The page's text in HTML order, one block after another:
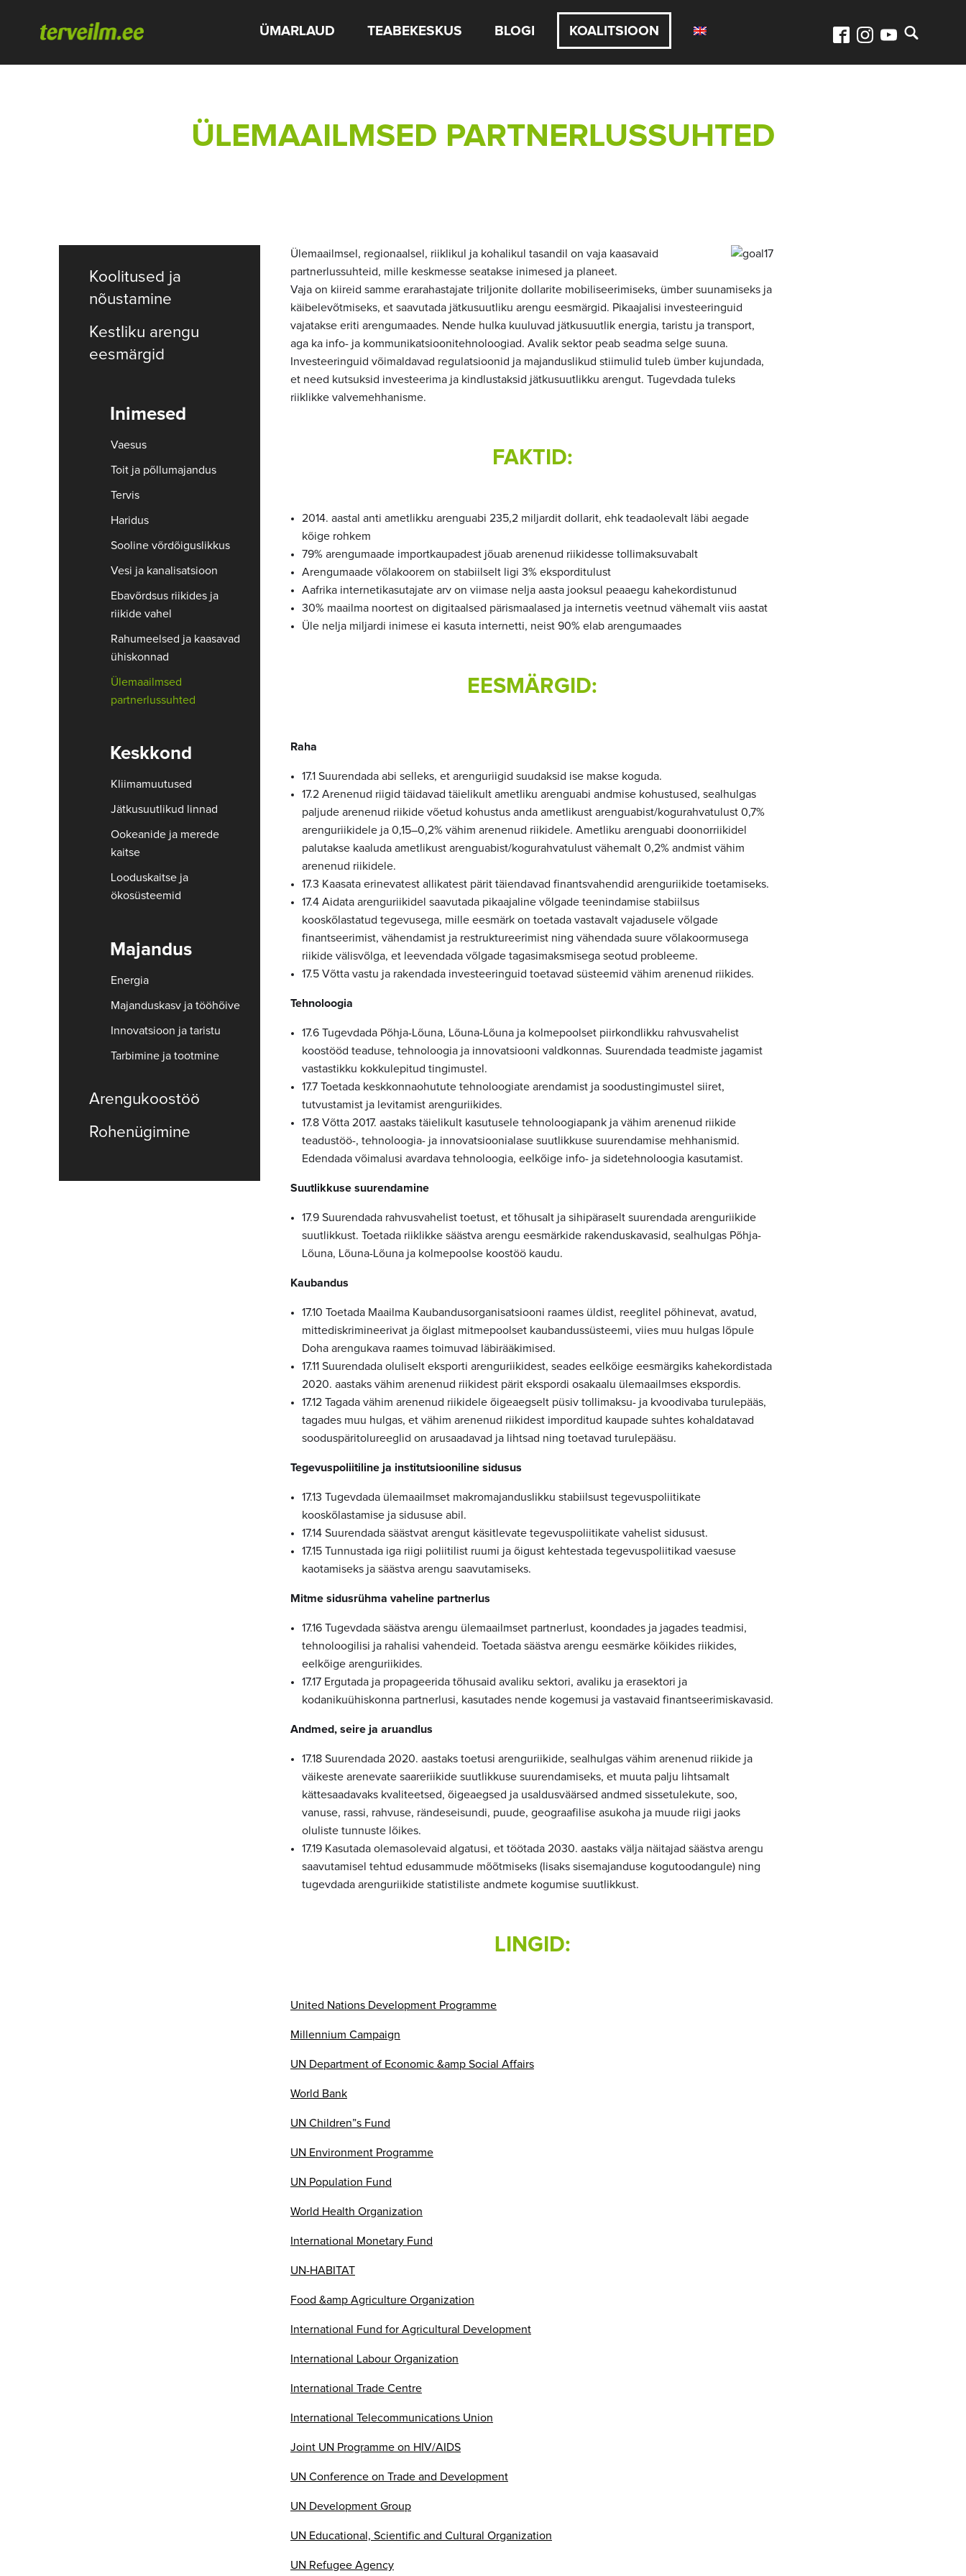
ÜMARLAUD TEABEKESKUS BLOGI KOALITSIOON
ÜLEMAAILMSED PARTNERLUSSUHTED
Koolitused ja
nõustamine
Kestliku arengu
eesmärgid
Inimesed
Vaesus
Toit ja põllumajandus
Tervis
Haridus
Sooline võrdõiguslikkus
Vesi ja kanalisatsioon
Ebavõrdsus riikides ja
riikide vahel
Rahumeelsed ja kaasavad
ühiskonnad
Ülemaailmsed
partnerlussuhted
Keskkond
Kliimamuutused
Jätkusuutlikud linnad
Ookeanide ja merede
kaitse
Looduskaitse ja
ökosüsteemid
Majandus
Energia
Majanduskasv ja tööhõive
Innovatsioon ja taristu
Tarbimine ja tootmine
Arengukoostöö
Rohenügimine
Ülemaailmsel, regionaalsel, riiklikul ja kohalikul tasandil on vaja kaasavaid
partnerlussuhteid, mille keskmesse seatakse inimesed ja planeet.
Vaja on kiireid samme erarahastajate triljonite dollarite mobiliseerimiseks, ümber suunamiseks ja
käibelevõtmiseks, et saavutada jätkusuutliku arengu eesmärgid. Pikaajalisi investeeringuid
vajatakse eriti arengumaades. Nende hulka kuuluvad jätkusuutlik energia, taristu ja transport,
aga ka info- ja kommunikatsioonitehnoloogiad. Avalik sektor peab seadma selge suuna.
Investeeringuid võimaldavad regulatsioonid ja majanduslikud stiimulid tuleb ümber kujundada,
et need kutsuksid investeerima ja kindlustaksid jätkusuutlikku arengut. Tugevdada tuleks
riiklikke valvemehhanisme.
FAKTID:
2014. aastal anti ametlikku arenguabi 235,2 miljardit dollarit, ehk teadaolevalt läbi aegade
kõige rohkem
79% arengumaade importkaupadest jõuab arenenud riikidesse tollimaksuvabalt
Arengumaade võlakoorem on stabiilselt ligi 3% eksporditulust
Aafrika internetikasutajate arv on viimase nelja aasta jooksul peaaegu kahekordistunud
30% maailma noortest on digitaalsed pärismaalased ja internetis veetnud vähemalt viis aastat
Üle nelja miljardi inimese ei kasuta internetti, neist 90% elab arengumaades
EESMÄRGID:
Raha
17.1 Suurendada abi selleks, et arenguriigid suudaksid ise makse koguda.
17.2 Arenenud riigid täidavad täielikult ametliku arenguabi andmise kohustused, sealhulgas
paljude arenenud riikide võetud kohustus anda ametlikust arenguabist/kogurahvatulust 0,7%
arenguriikidele ja 0,15–0,2% vähim arenenud riikidele. Ametliku arenguabi doonorriikidel
palutakse kaaluda ametlikust arenguabist/kogurahvatulust vähemalt 0,2% andmist vähim
arenenud riikidele.
17.3 Kaasata erinevatest allikatest pärit täiendavad finantsvahendid arenguriikide toetamiseks.
17.4 Aidata arenguriikidel saavutada pikaajaline võlgade teenindamise stabiilsus
kooskõlastatud tegevusega, mille eesmärk on toetada vastavalt vajadusele võlgade
finantseerimist, vähendamist ja restruktureerimist ning vähendada suure võlakoormusega
riikide välisvõlga, et leevendada võlgade tagasimaksmisega seotud probleeme.
17.5 Võtta vastu ja rakendada investeeringuid toetavad süsteemid vähim arenenud riikides.
Tehnoloogia
17.6 Tugevdada Põhja-Lõuna, Lõuna-Lõuna ja kolmepoolset piirkondlikku rahvusvahelist
koostööd teaduse, tehnoloogia ja innovatsiooni valdkonnas. Suurendada teadmiste jagamist
vastastikku kokkulepitud tingimustel.
17.7 Toetada keskkonnaohutute tehnoloogiate arendamist ja soodustingimustel siiret,
tutvustamist ja levitamist arenguriikides.
17.8 Võtta 2017. aastaks täielikult kasutusele tehnoloogiapank ja vähim arenenud riikide
teadustöö-, tehnoloogia- ja innovatsioonialase suutlikkuse suurendamise mehhanismid.
Edendada võimalusi avardava tehnoloogia, eelkõige info- ja sidetehnoloogia kasutamist.
Suutlikkuse suurendamine
17.9 Suurendada rahvusvahelist toetust, et tõhusalt ja sihipäraselt suurendada arenguriikide
suutlikkust. Toetada riiklikke säästva arengu eesmärkide rakenduskavasid, sealhulgas Põhja-
Lõuna, Lõuna-Lõuna ja kolmepoolse koostöö kaudu.
Kaubandus
17.10 Toetada Maailma Kaubandusorganisatsiooni raames üldist, reeglitel põhinevat, avatud,
mittediskrimineerivat ja õiglast mitmepoolset kaubandussüsteemi, viies muu hulgas lõpule
Doha arengukava raames toimuvad läbirääkimised.
17.11 Suurendada oluliselt eksporti arenguriikidest, seades eelkõige eesmärgiks kahekordistada
2020. aastaks vähim arenenud riikidest pärit ekspordi osakaalu ülemaailmses ekspordis.
17.12 Tagada vähim arenenud riikidele õigeaegselt püsiv tollimaksu- ja kvoodivaba turulepääs,
tagades muu hulgas, et vähim arenenud riikidest imporditud kaupade suhtes kohaldatavad
sooduspäritolureeglid on arusaadavad ja lihtsad ning toetavad turulepääsu.
Tegevuspoliitiline ja institutsiooniline sidusus
17.13 Tugevdada ülemaailmset makromajanduslikku stabiilsust tegevuspoliitikate
kooskõlastamise ja sidususe abil.
17.14 Suurendada säästvat arengut käsitlevate tegevuspoliitikate vahelist sidusust.
17.15 Tunnustada iga riigi poliitilist ruumi ja õigust kehtestada tegevuspoliitikad vaesuse
kaotamiseks ja säästva arengu saavutamiseks.
Mitme sidusrühma vaheline partnerlus
17.16 Tugevdada säästva arengu ülemaailmset partnerlust, koondades ja jagades teadmisi,
tehnoloogilisi ja rahalisi vahendeid. Toetada säästva arengu eesmärke kõikides riikides,
eelkõige arenguriikides.
17.17 Ergutada ja propageerida tõhusaid avaliku sektori, avaliku ja erasektori ja
kodanikuühiskonna partnerlusi, kasutades nende kogemusi ja vastavaid finantseerimiskavasid.
Andmed, seire ja aruandlus
17.18 Suurendada 2020. aastaks toetusi arenguriikide, sealhulgas vähim arenenud riikide ja
väikeste arenevate saareriikide suutlikkuse suurendamiseks, et muuta palju lihtsamalt
kättesaadavaks kvaliteetsed, õigeaegsed ja usaldusväärsed andmed sissetulekute, soo,
vanuse, rassi, rahvuse, rändeseisundi, puude, geograafilise asukoha ja muude riigi jaoks
oluliste tunnuste lõikes.
17.19 Kasutada olemasolevaid algatusi, et töötada 2030. aastaks välja näitajad säästva arengu
saavutamisel tehtud edusammude mõõtmiseks (lisaks sisemajanduse kogutoodangule) ning
tugevdada arenguriikide statistiliste andmete kogumise suutlikkust.
LINGID:
United Nations Development Programme
Millennium Campaign
UN Department of Economic &amp Social Affairs
World Bank
UN Children”s Fund
UN Environment Programme
UN Population Fund
World Health Organization
International Monetary Fund
UN-HABITAT
Food &amp Agriculture Organization
International Fund for Agricultural Development
International Labour Organization
International Trade Centre
International Telecommunications Union
Joint UN Programme on HIV/AIDS
UN Conference on Trade and Development
UN Development Group
UN Educational, Scientific and Cultural Organization
UN Refugee Agency